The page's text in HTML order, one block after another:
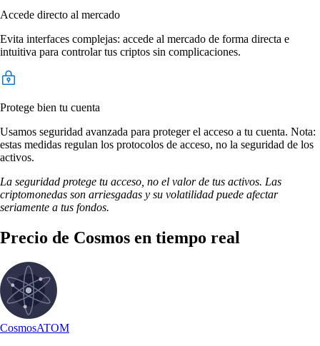
Accede directo al mercado
Evita interfaces complejas: accede al mercado de forma directa e
intuitiva para controlar tus criptos sin complicaciones.
Protege bien tu cuenta
Usamos seguridad avanzada para proteger el acceso a tu cuenta. Nota:
estas medidas regulan los protocolos de acceso, no la seguridad de los
activos.
La seguridad protege tu acceso, no el valor de tus activos. Las
criptomonedas son arriesgadas y su volatilidad puede afectar
seriamente a tus fondos.
Precio de Cosmos en tiempo real
CosmosATOM